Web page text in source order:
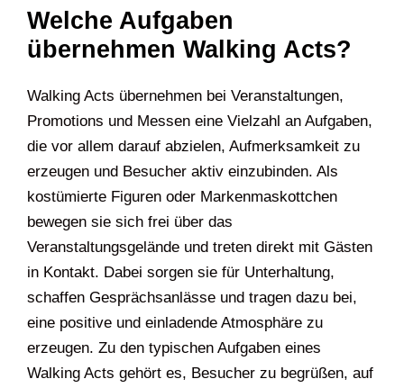
Welche Aufgaben
übernehmen Walking Acts?
Walking Acts übernehmen bei Veranstaltungen,
Promotions und Messen eine Vielzahl an Aufgaben,
die vor allem darauf abzielen, Aufmerksamkeit zu
erzeugen und Besucher aktiv einzubinden. Als
kostümierte Figuren oder Markenmaskottchen
bewegen sie sich frei über das
Veranstaltungsgelände und treten direkt mit Gästen
in Kontakt. Dabei sorgen sie für Unterhaltung,
schaffen Gesprächsanlässe und tragen dazu bei,
eine positive und einladende Atmosphäre zu
erzeugen. Zu den typischen Aufgaben eines
Walking Acts gehört es, Besucher zu begrüßen, auf